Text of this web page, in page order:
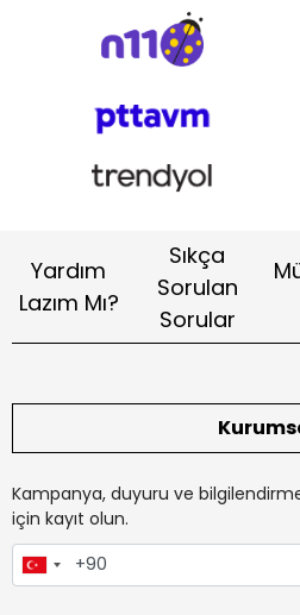
Yardım
Lazım Mı?
Sıkça
Sorulan
Sorular
Kampanya, duyuru ve
için kayıt olun.